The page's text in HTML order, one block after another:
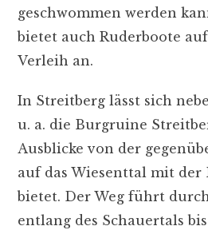
geschwommen werden
bietet auch Ruderboote
Verleih an.
In Streitberg lässt sich
u. a. die Burgruine
Ausblicke von der
auf das Wiesenttal mit
bietet. Der Weg führt
entlang des Schauertals